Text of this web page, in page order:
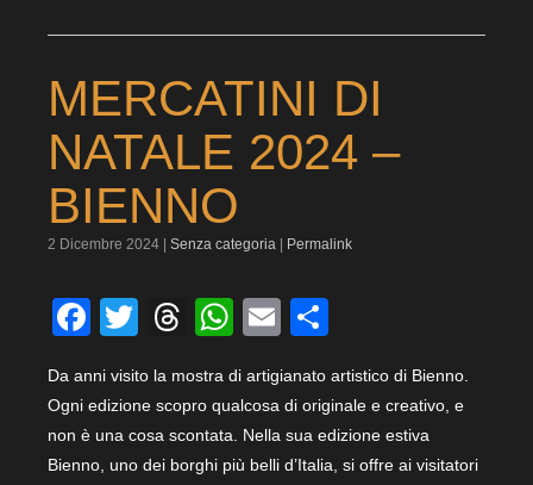
MERCATINI DI
NATALE 2024 –
BIENNO
2 Dicembre 2024 | Senza categoria Permalink
Facebook
Twitter
Threads
WhatsApp
Email
Da anni visito la mostra di artigianato artistico di Bienno.
Ogni edizione scopro qualcosa di originale e creativo, e
non è una cosa scontata. Nella sua edizione estiva
Bienno, uno dei borghi più belli d’Italia, si offre ai visitatori